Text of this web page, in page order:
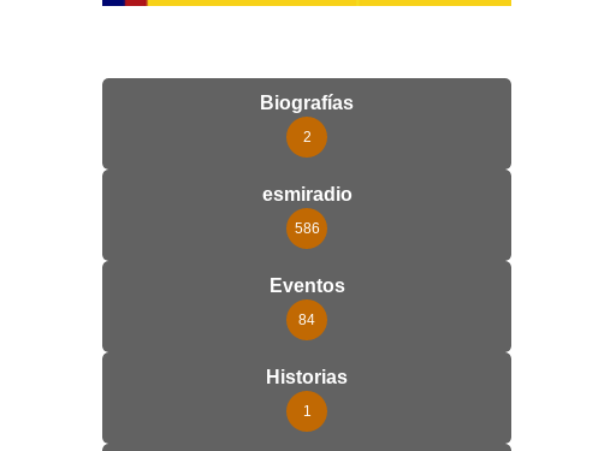
Biografías
2
esmiradio
586
Eventos
84
Historias
1